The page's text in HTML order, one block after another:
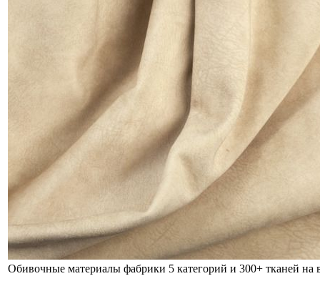
Обивочные материалы фабрики 5 категорий и 300+ тканей на